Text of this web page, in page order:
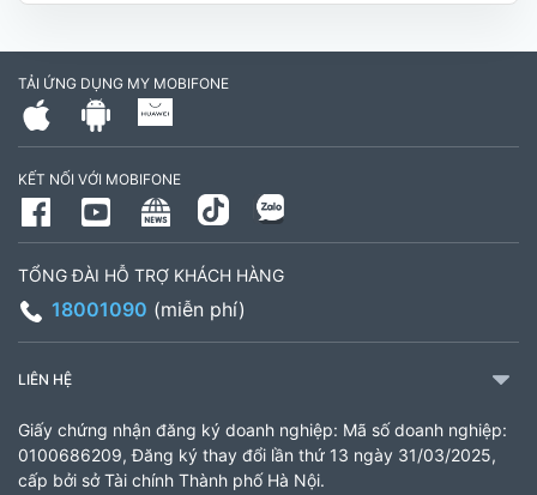
795497999
Giờ làm việc: Thứ 2 đến Thứ 6: Sáng 07:30 -
11:00 Chiều 13:30 đến 17:30 Thứ 7: Sáng 08:00
- 11:30 chiều 13:00 đến 17:00
CH 21B Ba La (CH 16 Ba La)
903460846
Giờ làm việc: 8:00 - 18:00
TẢI ỨNG DỤNG MY MOBIFONE
KẾT NỐI VỚI MOBIFONE
TỔNG ĐÀI HỖ TRỢ KHÁCH HÀNG
18001090 (miễn phí)
LIÊN HỆ
Giấy chứng nhận đăng ký doanh nghiệp: Mã số doanh nghiệp:
0100686209, Đăng ký thay đổi lần thứ 13 ngày 31/03/2025,
cấp bởi sở Tài chính Thành phố Hà Nội.